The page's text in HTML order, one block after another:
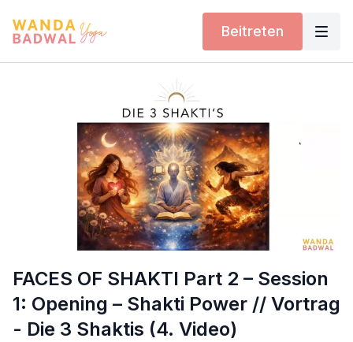
Beitreten
FACES OF SHAKTI Part 2 – Session
1: Opening – Shakti Power // Vortrag
- Die 3 Shaktis (4. Video)